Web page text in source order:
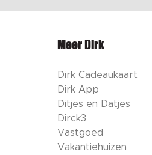
Meer Dirk
Dirk Cadeaukaart
Dirk App
Ditjes en Datjes
Dirck3
Vastgoed
Vakantiehuizen